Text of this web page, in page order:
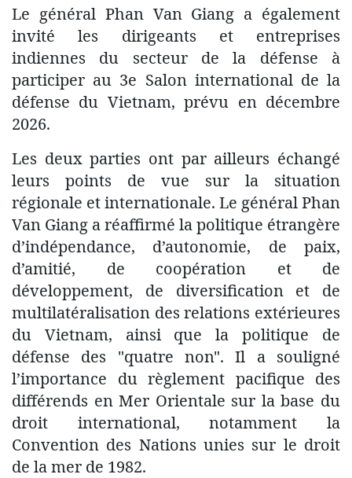
Le général Phan Van Giang a également
invité les dirigeants et entreprises
indiennes du secteur de la défense à
participer au 3e Salon international de la
défense du Vietnam, prévu en décembre
2026.
Les deux parties ont par ailleurs échangé
leurs points de vue sur la situation
régionale et internationale. Le général Phan
Van Giang a réaffirmé la politique étrangère
d’indépendance, d’autonomie, de paix,
d’amitié, de coopération et de
développement, de diversification et de
multilatéralisation des relations extérieures
du Vietnam, ainsi que la politique de
défense des "quatre non". Il a souligné
l’importance du règlement pacifique des
différends en Mer Orientale sur la base du
droit international, notamment la
Convention des Nations unies sur le droit
de la mer de 1982.